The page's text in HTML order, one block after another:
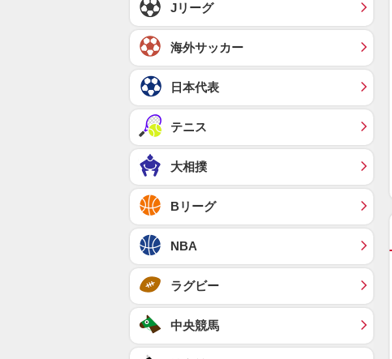
Jリーグ
海外サッカー
日本代表
テニス
大相撲
Bリーグ
NBA
ラグビー
中央競馬